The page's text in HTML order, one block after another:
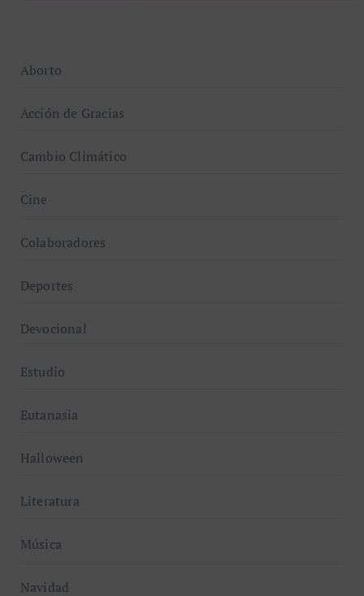
Aborto
Acción de Gracias
Cambio Climático
Cine
Colaboradores
Deportes
Devocional
Estudio
Eutanasia
Halloween
Literatura
Música
Navidad